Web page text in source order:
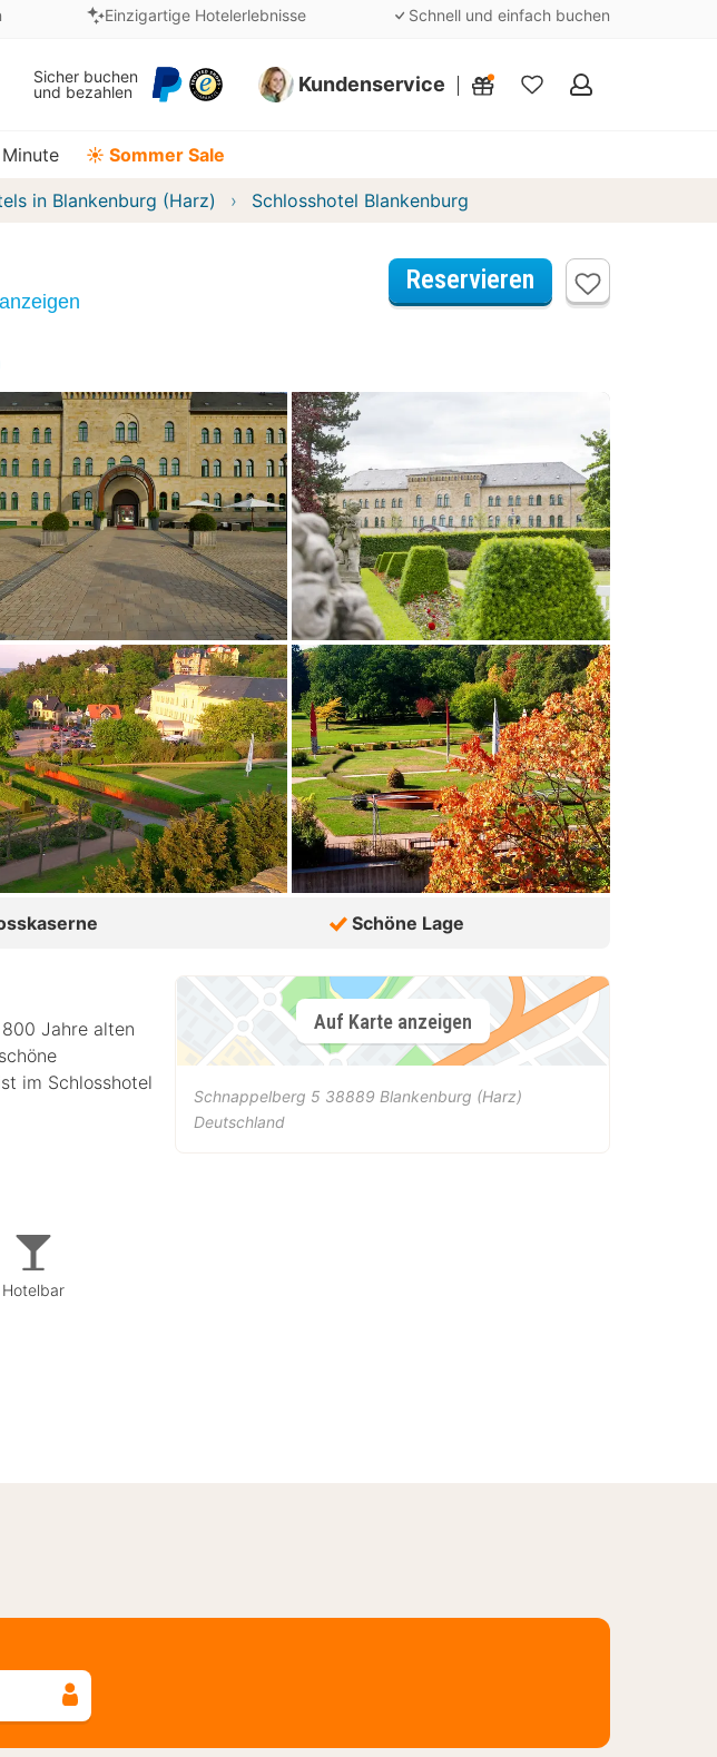
Einzigartige Hotelerlebnisse Schnell und einfach buchen
Sicher buchen
und bezahlen
Kundenservice
Meine
☀️ Sommer Sale
in Blankenburg (Harz) Schlosshotel Blankenburg
Reservieren
Schöne Lage
Jahre alten
im Schlosshotel
Hotelbar
Auf Karte anzeigen
Schnappelberg 5 38889 Blankenburg (Harz)
Deutschland